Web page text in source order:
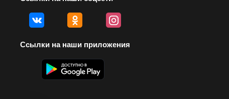
Ссылки на наши приложения